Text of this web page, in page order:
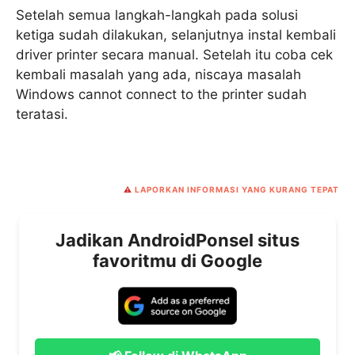
Setelah semua langkah-langkah pada solusi
ketiga sudah dilakukan, selanjutnya instal kembali
driver printer secara manual. Setelah itu coba cek
kembali masalah yang ada, niscaya masalah
Windows cannot connect to the printer sudah
teratasi.
⚠️ LAPORKAN INFORMASI YANG KURANG TEPAT
Jadikan AndroidPonsel situs
favoritmu di Google